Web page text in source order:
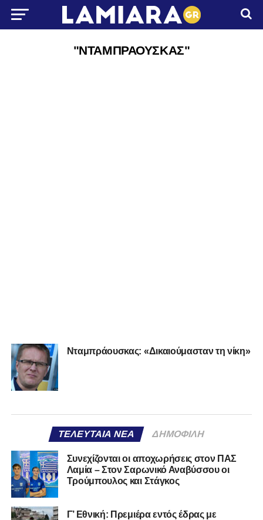
"ΝΤΑΜΠΡΑΟΥΣΚΑΣ"
Νταμπράουσκας: «Δικαιούμασταν τη νίκη»
ΤΕΛΕΥΤΑΊΑ ΝΈΑ ΔΗΜΟΦΙΛΉ
Συνεχίζονται οι αποχωρήσεις στον ΠΑΣ
Λαμία – Στον Σαρωνικό Αναβύσσου οι
Τρούμπουλος και Στάγκος
Γ’ Εθνική: Πρεμιέρα εντός έδρας με